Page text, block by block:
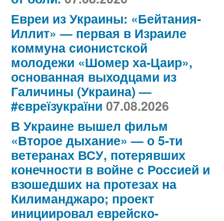
Евреи из Украины: «Бейтания-
Иллит» — первая в Израиле
коммуна сионистской
молодежи «Шомер ха-Цаир»,
основанная выходцами из
Галичины (Украина) —
#євреїзукраїни 07.08.2026
В Украине вышел фильм
«Второе дыхание» — о 5-ти
ветеранах ВСУ, потерявших
конечности в войне с Россией и
взошедших на протезах на
Килиманджаро; проект
инициировал еврейско-